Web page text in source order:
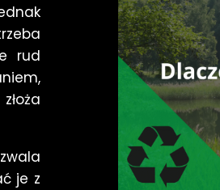
rud
je z